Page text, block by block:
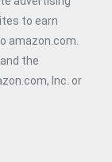
to earn
amazon.com.
the
Inc. or